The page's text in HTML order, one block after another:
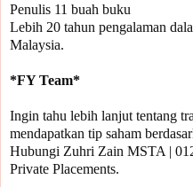
Penulis 11 buah buku
Lebih 20 tahun pengalaman
Malaysia.
Ingin tahu lebih lanjut tentang
mendapatkan tip saham
Hubungi Zuhri Zain MSTA |
Private Placements.